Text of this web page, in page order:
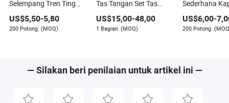
Selempang Tren Tinggi
Promosi Hadiah
Sekolah Pria Tote
Wanita Belanja
US$5,50-5,80
200 Potong (MOQ)
Tas Tangan Set Tas
2in1 Tas Sling Trend
Tas untuk Perjalanan
Belanja
US$15,00-48,00
1 Bagian (MOQ)
Sederhana
Wanita Bahu
Dapat
Sebagai Tas
US$6,00-
200 Potong
— Silakan beri penilaian untuk artikel ini —